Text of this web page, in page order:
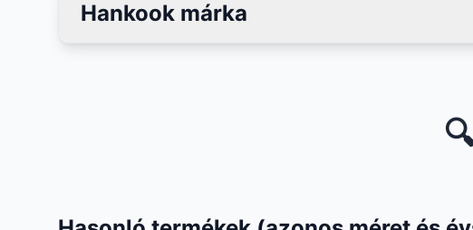
Hankook márka